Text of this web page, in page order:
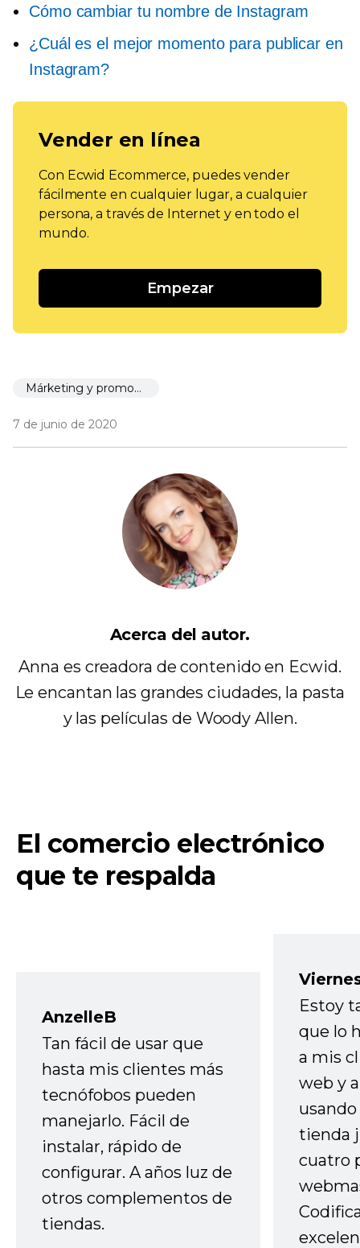
Cómo cambiar tu nombre de Instagram
¿Cuál es el mejor momento para publicar en
Instagram?
Vender en línea
Con Ecwid Ecommerce, puedes vender
fácilmente en cualquier lugar, a cualquier
persona, a través de Internet y en todo el
mundo.
Empezar
Márketing y promoción
7 de junio de 2020
Acerca del autor.
Anna es creadora de contenido en Ecwid.
Le encantan las grandes ciudades, la pasta
y las películas de Woody Allen.
El comercio electrónico
que te respalda
AnzelleB
Tan fácil de usar que
hasta mis clientes más
tecnófobos pueden
manejarlo. Fácil de
instalar, rápido de
configurar. A años luz de
otros complementos de
tiendas.
Estoy
que lo
a mis
web y
tienda
cuatro